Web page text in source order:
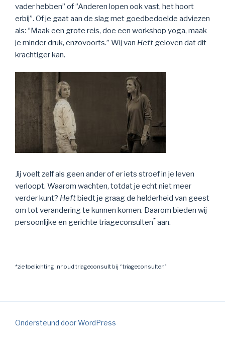
vader hebben’’ of ‘’Anderen lopen ook vast, het hoort
erbij’’. Of je gaat aan de slag met goedbedoelde adviezen
als: ‘’Maak een grote reis, doe een workshop yoga, maak
je minder druk, enzovoorts.’’ Wij van Heft geloven dat dit
krachtiger kan.
Jij voelt zelf als geen ander of er iets stroef in je leven
verloopt. Waarom wachten, totdat je echt niet meer
verder kunt? Heftbiedt je graag de helderheid van geest
om tot verandering te kunnen komen. Daarom bieden wij
persoonlijke en gerichte triageconsulten* aan.
*zie toelichting inhoud triageconsult bij ‘’triageconsulten’’
Ondersteund door WordPress